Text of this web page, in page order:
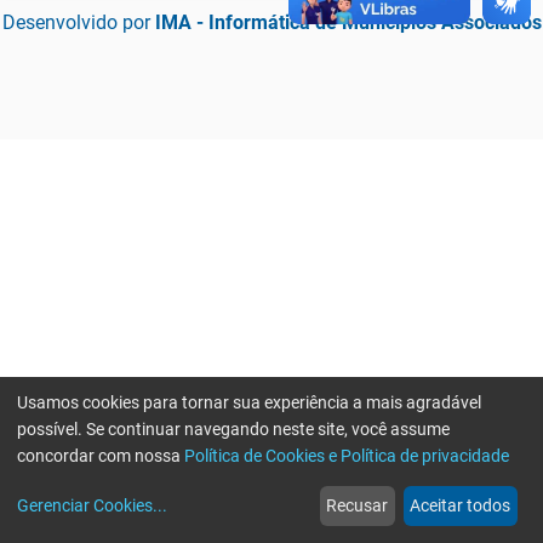
Desenvolvido por IMA - Informática de Municípios Associados
web
Notícias
more_horiz
Mais
Usamos cookies para tornar sua experiência a mais agradável
possível. Se continuar navegando neste site, você assume
concordar com nossa Política de Cookies e Política de privacidade
Gerenciar Cookies... Recusar Aceitar todos
Erro ao enviar informações, por favor tente novamente